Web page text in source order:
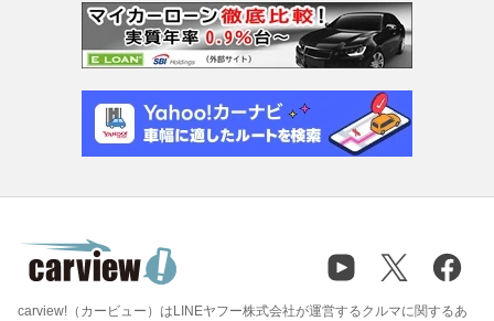
carview!（カービュー）はLINEヤフー株式会社が運営するクルマに関するあ